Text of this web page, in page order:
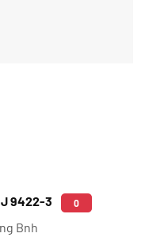
J 9422-3 0
Bnh